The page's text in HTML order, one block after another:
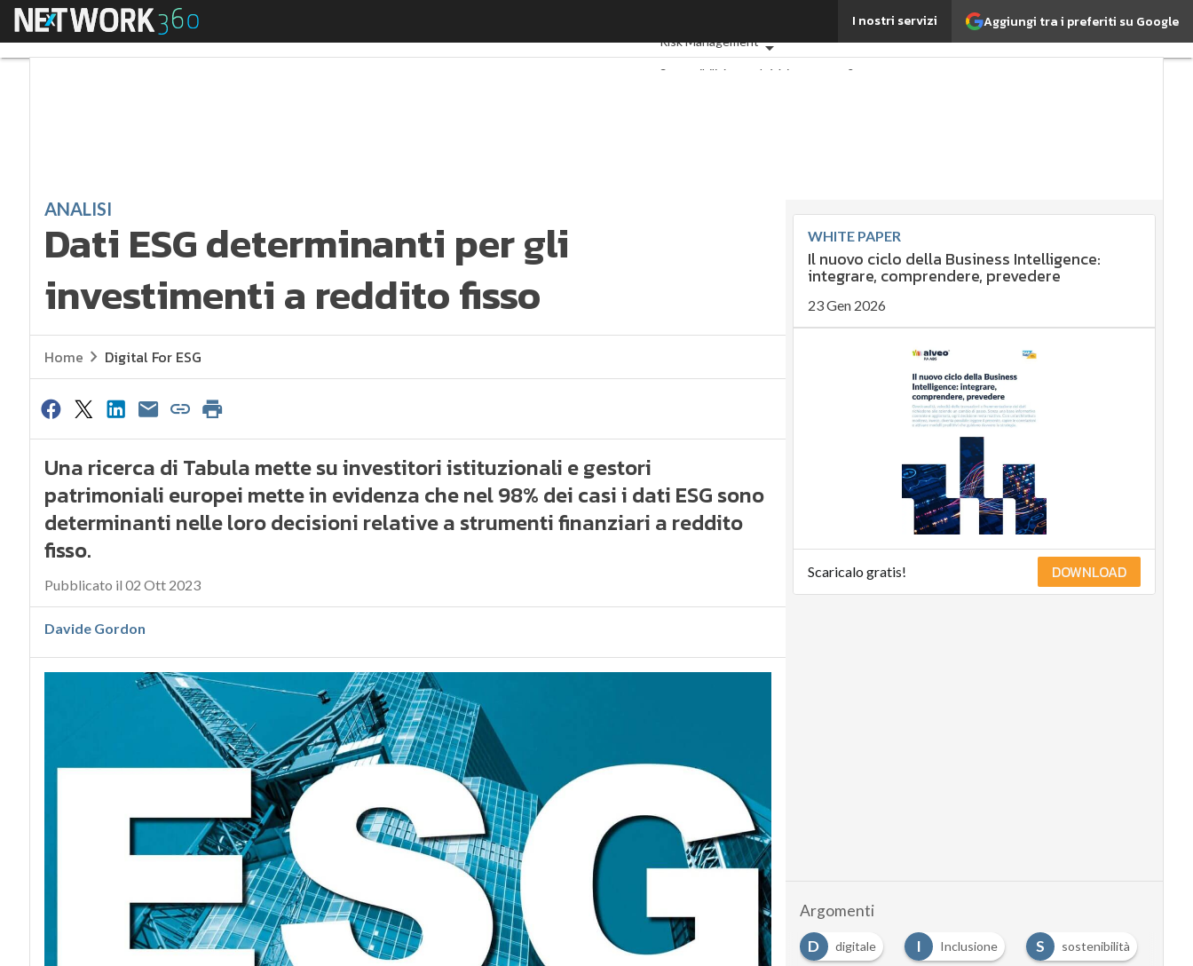
Aggiungi tra i preferiti su Google
I nostri servizi
Menu AgrifoodEnergyUP
Risk Management
Sostenibilità: perché è importante?
ANALISI
Dati ESG determinanti per gli
investimenti a reddito fisso
Home Digital For ESG
Una ricerca di Tabula mette su investitori istituzionali e gestori
patrimoniali europei mette in evidenza che nel 98% dei casi i dati ESG sono
determinanti nelle loro decisioni relative a strumenti finanziari a reddito
fisso.
Pubblicato il 02 Ott 2023
Davide Gordon
WHITE PAPER
Il nuovo ciclo della Business Intelligence:
integrare, comprendere, prevedere
23 Gen 2026
Scaricalo gratis! DOWNLOAD
Argomenti
D
Digital for ESG D digitale I Inclusione S sostenibilità